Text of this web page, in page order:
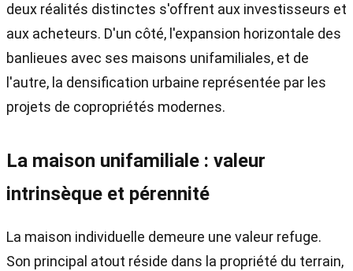
deux réalités distinctes s'offrent aux investisseurs et
aux acheteurs. D'un côté, l'expansion horizontale des
banlieues avec ses maisons unifamiliales, et de
l'autre, la densification urbaine représentée par les
projets de copropriétés modernes.
La maison unifamiliale : valeur
intrinsèque et pérennité
La maison individuelle demeure une valeur refuge.
Son principal atout réside dans la propriété du terrain,